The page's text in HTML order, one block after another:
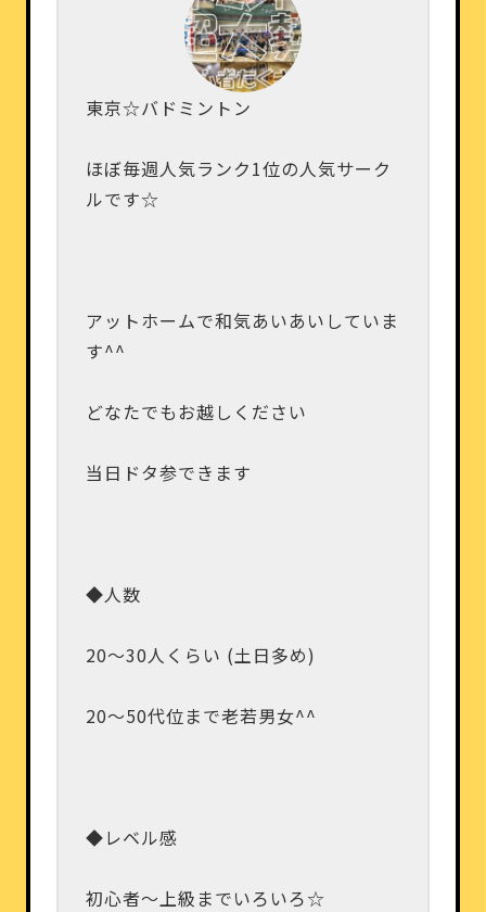
東京☆バドミントン
ほぼ毎週人気ランク1位の人気サーク
ルです☆
アットホームで和気あいあいしていま
す^^
どなたでもお越しください
当日ドタ参できます
◆人数
20～30人くらい (土日多め)
20～50代位まで老若男女^^
◆レベル感
初心者～上級までいろいろ☆